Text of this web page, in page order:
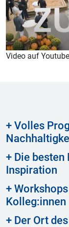
Video auf Youtube
+ Volles
+ Die
Inspiration
+
Kolleg:innen
+ Der Ort